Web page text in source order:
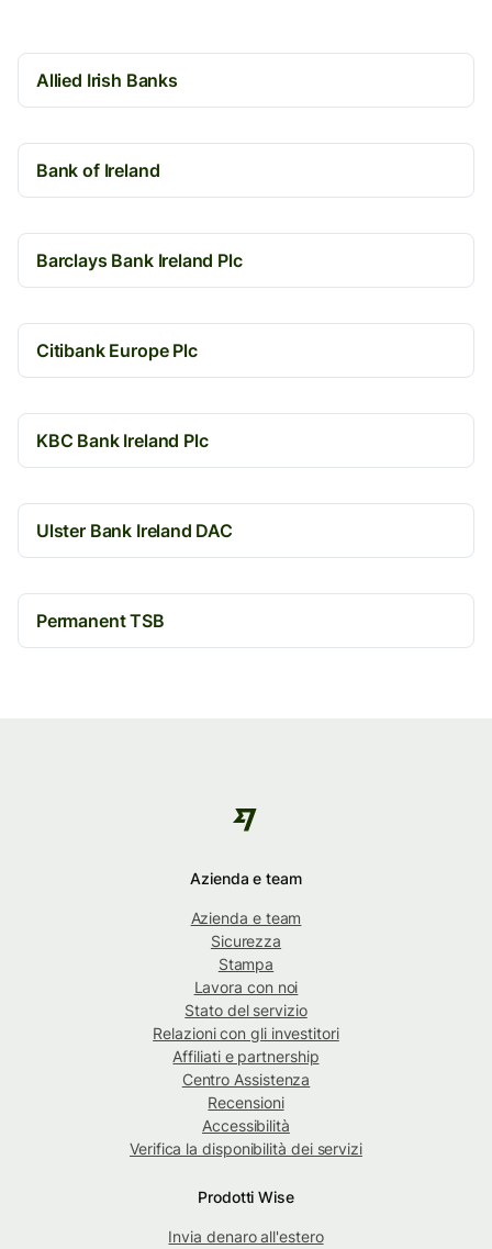
Allied Irish Banks
Bank of Ireland
Barclays Bank Ireland Plc
Citibank Europe Plc
KBC Bank Ireland Plc
Ulster Bank Ireland DAC
Permanent TSB
Azienda e team
Azienda e team
Sicurezza
Stampa
Lavora con noi
Stato del servizio
Relazioni con gli investitori
Affiliati e partnership
Centro Assistenza
Recensioni
Accessibilità
Verifica la disponibilità dei servizi
Prodotti Wise
Invia denaro all'estero